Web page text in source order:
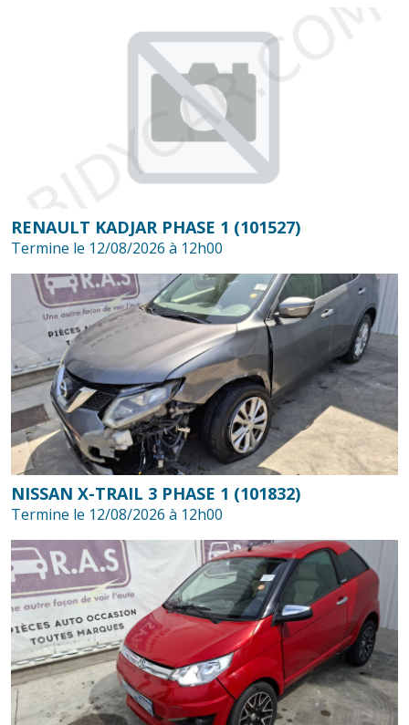
RENAULT KADJAR PHASE 1 (101527)
Termine le 12/08/2026 à 12h00
NISSAN X-TRAIL 3 PHASE 1 (101832)
Termine le 12/08/2026 à 12h00